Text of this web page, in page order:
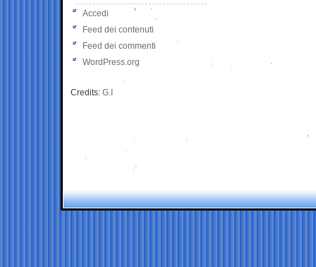
Accedi
Feed dei contenuti
Feed dei commenti
WordPress.org
Credits: G.I